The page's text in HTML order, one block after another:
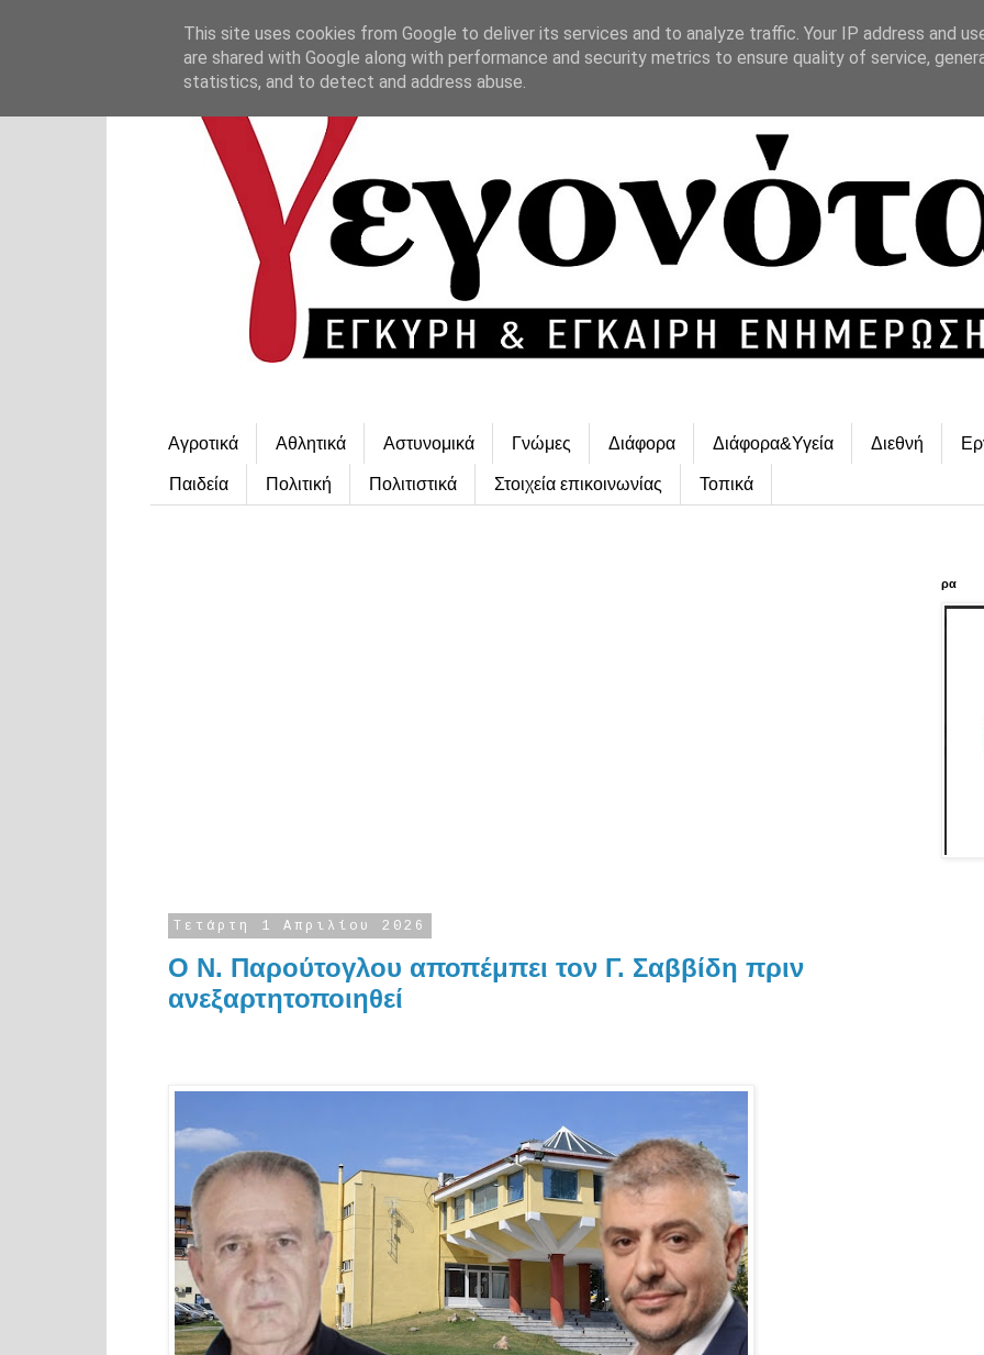
Αγροτικά Αθλητικά Αστυνομικά Γνώμες Διάφορα Διάφορα&Υγεία Διεθνή
Παιδεία Πολιτική Πολιτιστικά Στοιχεία επικοινωνίας Τοπικά
Τετάρτη 1 Απριλίου 2026
Ο Ν. Παρούτογλου αποπέμπει τον Γ. Σαββίδη πριν
ανεξαρτητοποιηθεί
ρα
This site uses cookies from Google to deliver its services and to analyze traffic. Your IP address and
are shared with Google along with performance and security metrics to ensure quality of service,
statistics, and to detect and address abuse.